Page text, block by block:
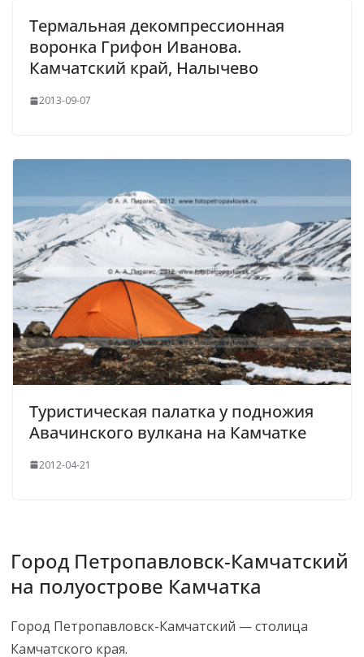
Термальная декомпрессионная
воронка Грифон Иванова.
Камчатский край, Налычево
2013-09-07
Туристическая палатка у подножия
Авачинского вулкана на Камчатке
2012-04-21
Город Петропавловск-Камчатский
на полуострове Камчатка
Город Петропавловск-Камчатский — столица
Камчатского края.